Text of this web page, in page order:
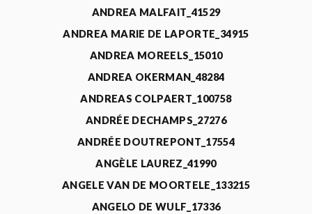
ANDREA MALFAIT_41529
ANDREA MARIE DE LAPORTE_34915
ANDREA MOREELS_15010
ANDREA OKERMAN_48284
ANDREAS COLPAERT_100758
ANDRÉE DECHAMPS_27276
ANDRÉE DOUTREPONT_17554
ANGÈLE LAUREZ_41990
ANGELE VAN DE MOORTELE_133215
ANGELO DE WULF_17336